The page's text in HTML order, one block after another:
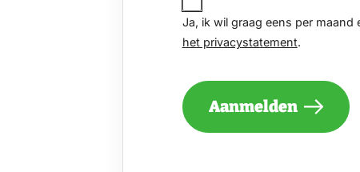
IK
WIL
GRAAG
PER
MAAND
NIEUWSBRIEF
Ja, ik wil graag eens per
het privacystatement.
Aanmelden